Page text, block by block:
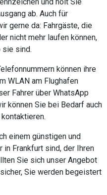
ab. Auch für
gerne da: Fahrgäste, die
nicht mehr laufen können,
sie sind.
können ihre
WLAN am Flughafen
Fahrer über WhatsApp
können Sie bei Bedarf auch
einem günstigen und
Frankfurt sind, der Ihren
Sie sich unser Angebot
Sie werden begeistert